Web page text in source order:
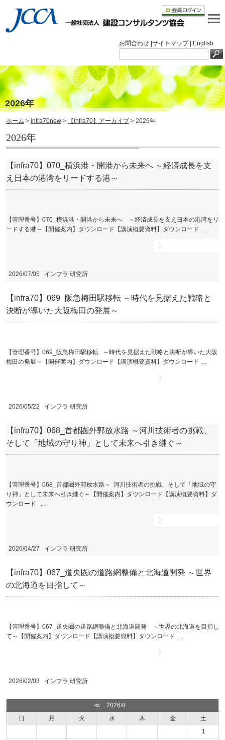
お問合わせ |サイトマップ | English
2026年
ホーム > infra70new > 【infra70】アーカイブ > 2026年
2026年
【infra70】070_横浜港・開港から未来へ ～経済成長を支
え日本の港湾をリードする港～
【管理番号】070_横浜港・開港から未来へ ～経済成長を支え日本の港湾をリ
ードする港～【開催案内】ダウンロード【講演概要資料】ダウンロード ...
2026/07/05 インフラ 研究所
【infra70】069_阪急梅田駅移転 ～時代を見据えた戦略と
決断が導いた大阪梅田の発展～
【管理番号】069_阪急梅田駅移転 ～時代を見据えた戦略と決断が導いた大阪
梅田の発展～【開催案内】ダウンロード【講演概要資料】ダウンロード ...
2026/05/22 インフラ 研究所
【infra70】068_首都圏外郭放水路 ～河川技術者の挑戦、
そして「地域の守り神」として未来へ引き継ぐ～
【管理番号】068_首都圏外郭放水路～ 河川技術者の挑戦、そして「地域の守
り神」として未来へ引き継ぐ～【開催案内】ダウンロード【講演概要資料】ダ
ウンロード ...
2026/04/27 インフラ 研究所
【infra70】067_道央圏の道路網整備と北海道開発 ～世界
の北海道を目指して～
【管理番号】067_道央圏の道路網整備と北海道開発 ～世界の北海道を目指し
て～【開催案内】ダウンロード【講演概要資料】ダウンロード ...
2026/02/03 インフラ 研究所
≪ 2026/8
日
月 火 水 木 金
土
1